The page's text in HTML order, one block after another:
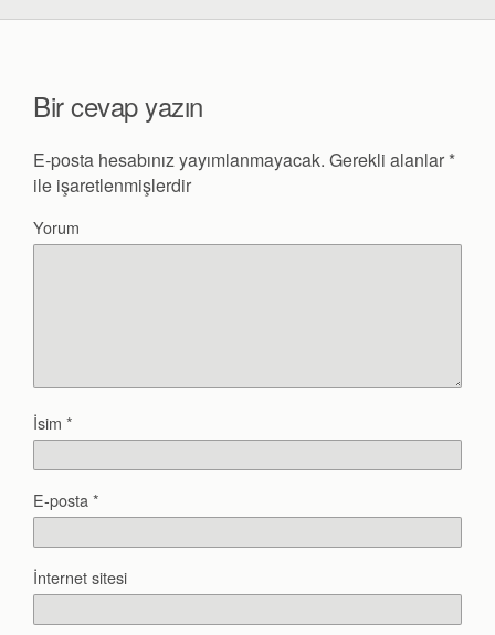
Bir cevap yazın
E-posta hesabınız yayımlanmayacak. Gerekli alanlar *
ile işaretlenmişlerdir
Yorum
İsim *
E-posta *
İnternet sitesi